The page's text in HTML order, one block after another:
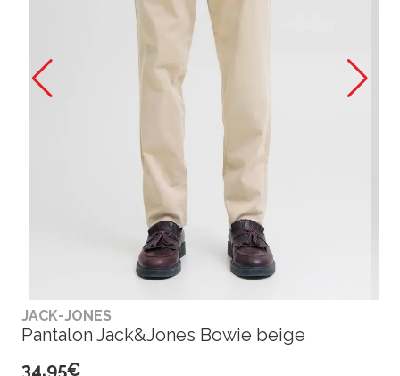
JACK-JONES
Pantalon Jack&Jones Bowie beige
34,95€